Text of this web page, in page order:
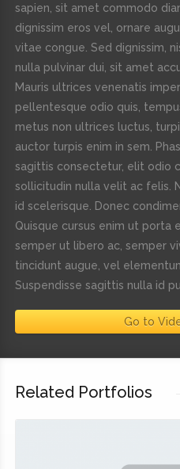
sapien, sit amet commodo
dignissim eros vel, ornare
vitae congue. Sed dignissim,
nulla pulvinar dui, sit amet
Mauris ultrices venenatis
pellentesque odio quis,
metus non ultrices luctus,
auctor turpis enim in sem.
sagittis consectetur, elit odio
sollicitudin nulla velit ac felis.
id scelerisque. Donec
Quisque cursus enim ut porta
semper ut libero ac, semper
tincidunt augue, vel
Suspendisse sagittis nulla id
Go to
Related Portfolios